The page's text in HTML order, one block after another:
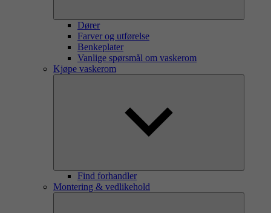
Dører
Farver og utførelse
Benkeplater
Vanlige spørsmål om vaskerom
Kjøpe vaskerom
Find forhandler
Montering & vedlikehold